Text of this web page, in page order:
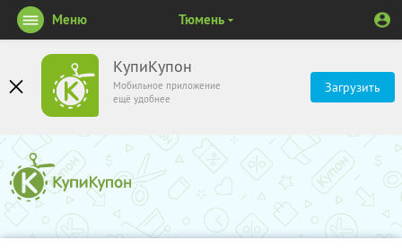
КупиКупон
Мобильное приложение
ещё удобнее
Загрузить
Меню Тюмень